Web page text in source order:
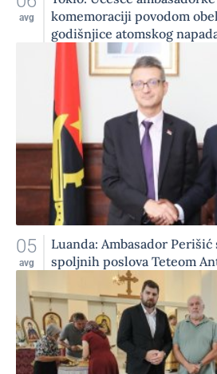
avg
komemoraciji povodom
godišnjice atomskog
05
avg
Luanda: Ambasador
spoljnih poslova Teteom